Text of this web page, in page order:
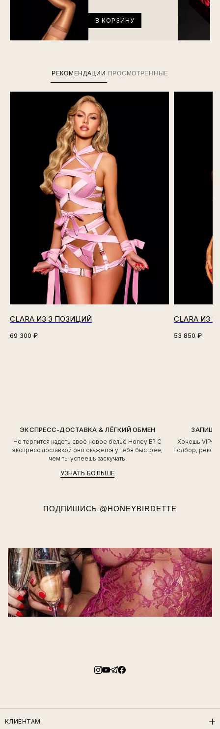
В КОРЗИНУ
РЕКОМЕНДАЦИИ ПРОСМОТРЕННЫЕ
CLARA ИЗ 3 ПОЗИЦИЙ
69 300 ₽
CLARA ИЗ
53 850 ₽
ЭКСПРЕСС-ДОСТАВКА & ЛЁГКИЙ ОБМЕН
Не терпится надеть своё новое бельё Honey B? С
экспресс доставкой оно окажется у тебя быстрее,
чем ты успеешь заскучать.
УЗНАТЬ БОЛЬШЕ
Хочешь VIP-
подбор,
ПОДПИШИСЬ @HONEYBIRDETTE
КЛИЕНТАМ